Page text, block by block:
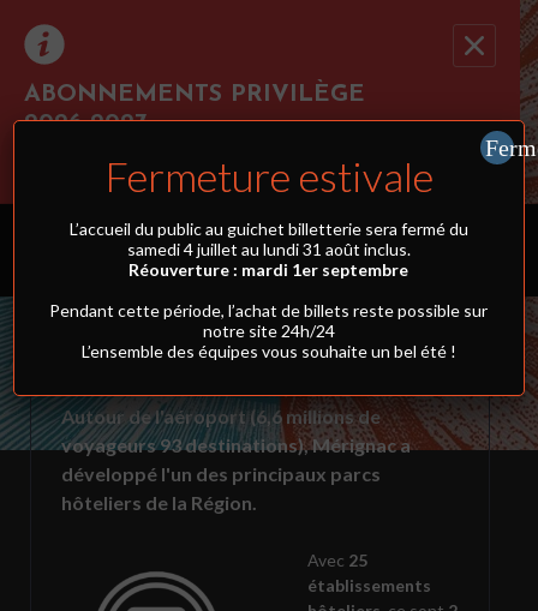
ABONNEMENTS PRIVILÈGE
2026-2027
simultanément et profiter du tarif abonnement !
OÙ DORMIR ?
PÔLE HÔTELIER DE
MÉRIGNAC
Autour de l'aéroport (6,6 millions de
voyageurs 93 destinations), Mérignac a
développé l'un des principaux parcs
hôteliers de la Région.
Avec 25
établissements
Fermeture estivale
L’accueil du public au guichet billetterie sera fermé du
samedi 4 juillet au lundi 31 août inclus.
Réouverture : mardi 1er septembre
Pendant cette période, l’achat de billets reste possible sur
notre site 24h/24
L’ensemble des équipes vous souhaite un bel été !